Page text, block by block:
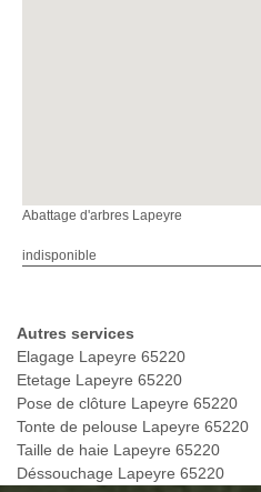
Abattage d'arbres Lapeyre
indisponible
Autres services
Elagage Lapeyre 65220
Etetage Lapeyre 65220
Pose de clôture Lapeyre 65220
Tonte de pelouse Lapeyre 65220
Taille de haie Lapeyre 65220
Déssouchage Lapeyre 65220